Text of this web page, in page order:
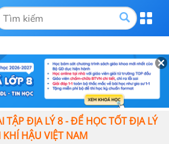
TẬP ĐỊA LÝ 8 - ĐỂ HỌC TỐT ĐỊA LÝ
HẬU VIỆT NAM